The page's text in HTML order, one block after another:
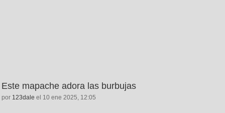
Este mapache adora las burbujas
por 123dale el 10 ene 2025, 12:05